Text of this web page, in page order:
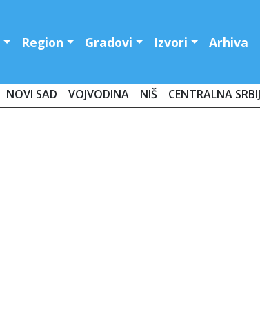
Region Gradovi Izvori Arhiva
NOVI SAD VOJVODINA NIŠ CENTRALNA